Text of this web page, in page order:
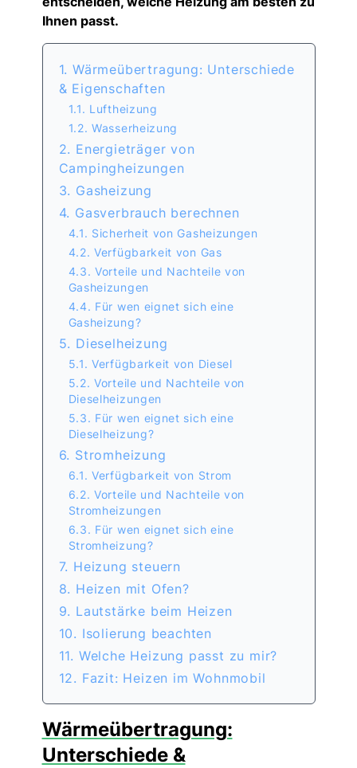
Ihnen passt.
1. Wärmeübertragung: Unterschiede
& Eigenschaften
1.1. Luftheizung
1.2. Wasserheizung
2. Energieträger von
Campingheizungen
3. Gasheizung
4. Gasverbrauch berechnen
4.1. Sicherheit von Gasheizungen
4.2. Verfügbarkeit von Gas
4.3. Vorteile und Nachteile von
Gasheizungen
4.4. Für wen eignet sich eine
Gasheizung?
5. Dieselheizung
5.1. Verfügbarkeit von Diesel
5.2. Vorteile und Nachteile von
Dieselheizungen
5.3. Für wen eignet sich eine
Dieselheizung?
6. Stromheizung
6.1. Verfügbarkeit von Strom
6.2. Vorteile und Nachteile von
Stromheizungen
6.3. Für wen eignet sich eine
Stromheizung?
7. Heizung steuern
8. Heizen mit Ofen?
9. Lautstärke beim Heizen
10. Isolierung beachten
11. Welche Heizung passt zu mir?
12. Fazit: Heizen im Wohnmobil
Wärmeübertragung:
Unterschiede &